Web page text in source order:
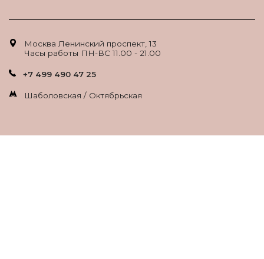
Москва Ленинский проспект, 13
Часы работы ПН-ВС 11.00 - 21.00
+7 499 490 47 25
Шаболовская / Октябрьская